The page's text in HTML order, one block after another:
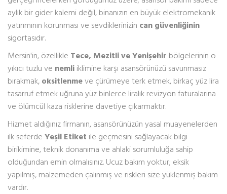
aylık bir gider kalemi değil, binanızın en büyük elektromekanik
yatırımının korunması ve sevdiklerinizin can güvenliğinin
sigortasıdır.
Mersin'in, özellikle Tece, Mezitli ve Yenişehir bölgelerinin o
yıkıcı tuzlu ve nemli iklimine karşı asansörünüzü savunmasız
bırakmak, oksitlenmeve çürümeye terk etmek, birkaç yüz lira
tasarruf etmek uğruna yüz binlerce liralık revizyon faturalarına
ve ölümcül kaza risklerine davetiye çıkarmaktır.
Hizmet aldığınız firmanın, asansörünüzün yasal muayenelerden
ilk seferde Yeşil Etiket ile geçmesini sağlayacak bilgi
birikimine, teknik donanıma ve ahlaki sorumluluğa sahip
olduğundan emin olmalısınız. Ucuz bakım yoktur; eksik
yapılmış, malzemeden çalınmış ve riskleri size yüklenmiş bakım
vardır.